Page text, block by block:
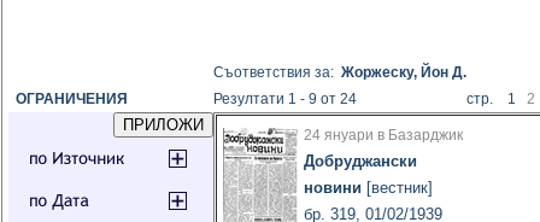
ОГРАНИЧЕНИЯ
Съответствия за:Жоржеску, Йон Д.
Резултати 1 - 9 от 24
стр. 12
24 януари в Базарджик
Добруджански
новини [вестник]
бр. 319, 01/02/1939